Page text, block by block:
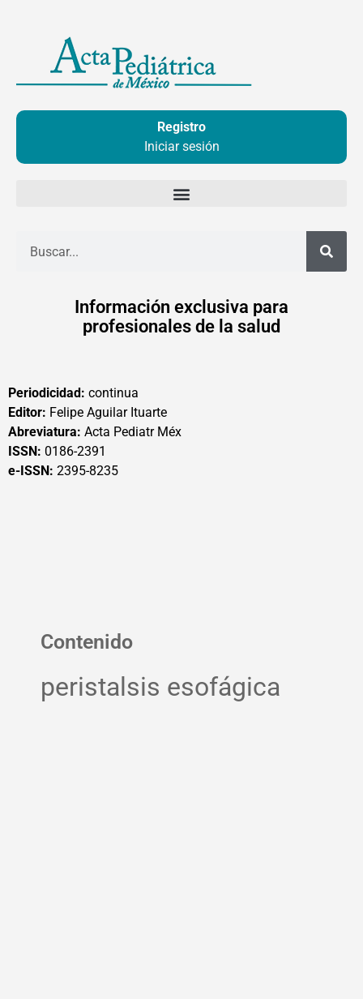
contenido
Registro
Iniciar sesión
Información exclusiva para
profesionales de la salud
Periodicidad: continua
Editor: Felipe Aguilar Ituarte
Abreviatura: Acta Pediatr Méx
ISSN: 0186-2391
e-ISSN: 2395-8235
Contenido
peristalsis esofágica